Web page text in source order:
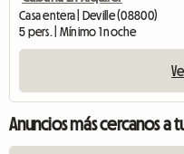
Casa entera | Deville (08800)
5 pers. | Mínimo 1 noche
Anuncios más cercanos a